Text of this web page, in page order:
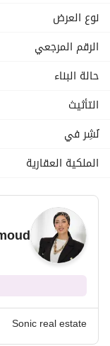
السعر الاجمالى : 9,400,000
نوع العرض
الرقم المرجعي
حالة البناء
التأثيث
نُشِر في
الملكية العقارية
Sonic real estate